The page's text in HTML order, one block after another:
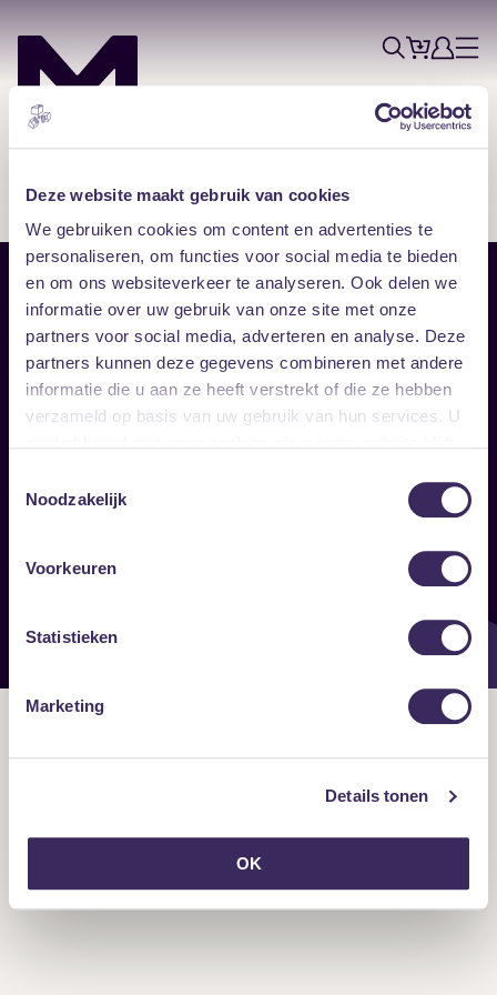
Deze website maakt gebruik van cookies
We gebruiken cookies om content en advertenties te
personaliseren, om functies voor social media te bieden
en om ons websiteverkeer te analyseren. Ook delen we
informatie over uw gebruik van onze site met onze
partners voor social media, adverteren en analyse. Deze
partners kunnen deze gegevens combineren met andere
informatie die u aan ze heeft verstrekt of die ze hebben
verzameld op basis van uw gebruik van hun services. U
Noodzakelijk
Voorkeuren
Statistieken
Marketing
Details tonen
OK
ZoekTicketsAccount
Menu
Sitemap
Home
Vrijwilligers
Verhuur
Disclaimer
Toegankelijkheid
Privacy & cookies
Follow
Onze nieuwsbrief ontvangen?